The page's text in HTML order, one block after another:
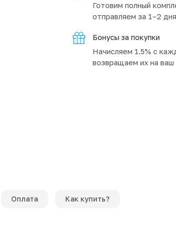
Готовим полный
отправляем за 1–2 дня
Бонусы за покупки
Начисляем 1.5% с
возвращаем их на ваш
Оплата Как купить?